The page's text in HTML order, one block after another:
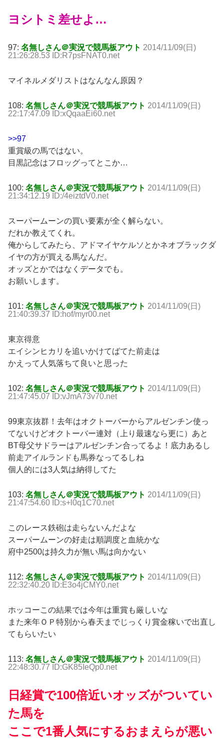
ヨシトミ差せよ…
97: 名無しさん＠実況で競馬板アウト 2014/11/09(日)
21:26:28.53 ID:R7psFNAT0.net
マイネルメダリストはなんなん原因？
108: 名無しさん＠実況で競馬板アウト 2014/11/09(日)
22:17:47.09 ID:xQqaaEi60.net
>>97
重賞級の馬ではない。
目黒記念はフロッグってとこか…
100: 名無しさん＠実況で競馬板アウト 2014/11/09(日)
21:34:12.19 ID:/4eiztdV0.net
スーパームーンの買い要素が全く解らない。
だれか教えてくれ。
俺からしてみたら、アドマイヤケルソとかネオブラックダ
イヤの方が買える馬なんだ。
オッズとかではなくデータでも。
お願いします。
101: 名無しさん＠実況で競馬板アウト 2014/11/09(日)
21:40:39.37 ID:hof/myr00.net
東京得意
エイシンヒカリを追いかけてばてた前走は
かえって人気落ちて良いと思った
102: 名無しさん＠実況で競馬板アウト 2014/11/09(日)
21:47:45.07 ID:vJmA73v70.net
99東京抜群！去年はオクトーバーからアルゼンチン使っ
てないけどオクトーバー連対（上り最速なら更に）あと
BT母父サドラーはアルゼンチン合ってるよ！底力あるし
前走アイルランドも馬券なってるしね
個人的には3人気は納得してた
103: 名無しさん＠実況で競馬板アウト 2014/11/09(日)
21:47:54.60 ID:s+l0q1C70.net
このレース鉄砲は走らないんだよな
スーパームーンの好走は順調度と血統かな
府中2500は持久力が無い馬は向かない
112: 名無しさん＠実況で競馬板アウト 2014/11/09(日)
22:32:40.20 ID:E3o4jCMY0.net
ホッコーこの結果では今年は重賞も厳しいな
また来年ＯＰ特別から春天までじっくり賞金稼いで出直し
てもらいたい
113: 名無しさん＠実況で競馬板アウト 2014/11/09(日)
22:48:30.77 ID:GK85IeQp0.net
日経賞で100倍近いオッズがついてい
た馬を
ここで1番人気にするおまえらが悪い